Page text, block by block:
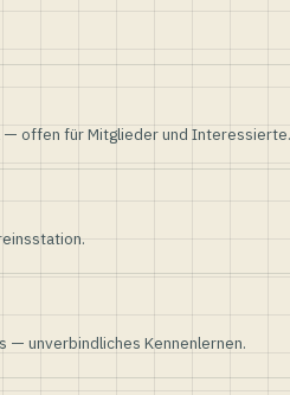
offen für Mitglieder und Interessierte.
— unverbindliches Kennenlernen.